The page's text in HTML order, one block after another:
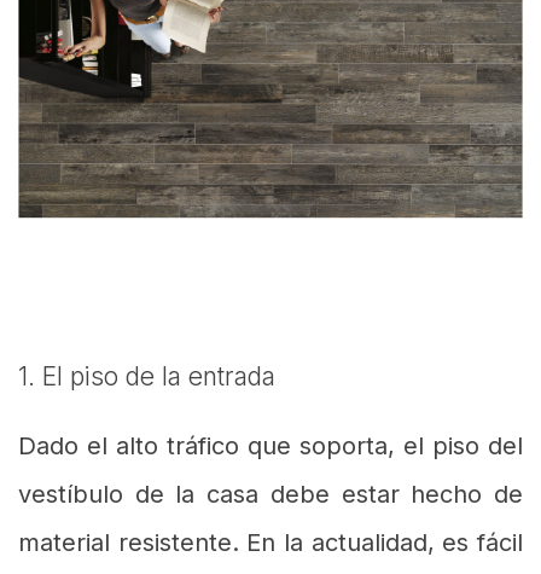
1. El piso de la entrada
Dado el alto tráfico que soporta, el piso del
vestíbulo de la casa debe estar hecho de
material resistente. En la actualidad, es fácil